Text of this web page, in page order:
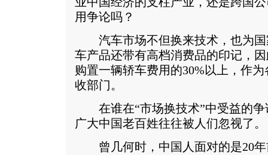
用争论吗？
汽车市场不但换来技术，也为国
车产品还带有高档消费品的印记，
购置一辆轿车费用的30%以上，作
收部门。
在谁在“市场换技术”中受益的
广大中国老百姓往往被人们忽视了。
曾几何时，中国人面对的是20年